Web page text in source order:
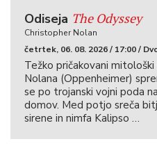
Odiseja The Odyssey
Christopher Nolan
četrtek, 06. 08. 2026 / 17:00 /
Težko pričakovani
Nolana (Oppenheimer)
se po trojanski vojni poda
domov. Med potjo sreča
sirene in nimfa Kalipso …